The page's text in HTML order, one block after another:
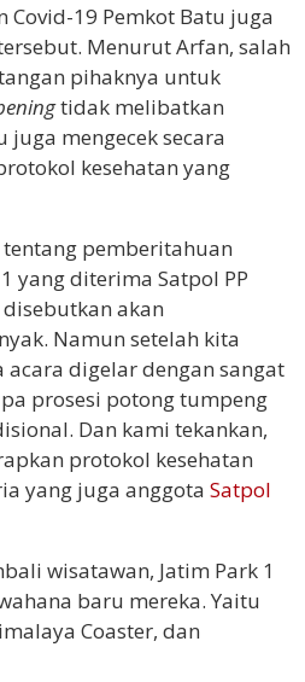
Covid-19 Pemkot Batu juga
Menurut Arfan, salah
pihaknya untuk
tidak melibatkan
juga mengecek secara
kesehatan yang
pemberitahuan
yang diterima Satpol PP
akan
Namun setelah kita
digelar dengan sangat
prosesi potong tumpeng
Dan kami tekankan,
protokol kesehatan
yang juga anggota Satpol
wisatawan, Jatim Park 1
baru mereka. Yaitu
Coaster, dan